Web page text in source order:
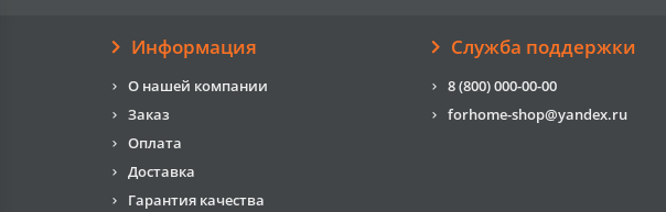
Информация
О нашей компании
Заказ
Оплата
Доставка
Гарантия качества
Служба поддержки
8 (800) 000-00-00
forhome-shop@yandex.ru